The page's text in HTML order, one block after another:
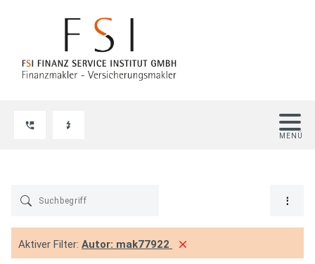
Aktiver Filter: Autor: mak77922